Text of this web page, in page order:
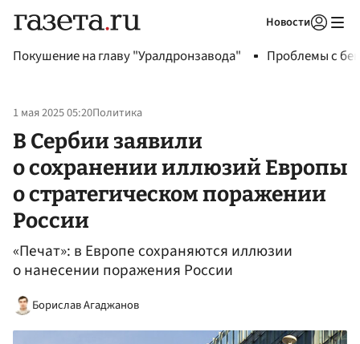
Новости
Покушение на главу "Уралдронзавода" Проблемы с
1 мая 2025 05:20Политика
В Сербии заявили
о сохранении иллюзий Европы
о стратегическом поражении
России
«Печат»: в Европе сохраняются иллюзии
о нанесении поражения России
Борислав Агаджанов